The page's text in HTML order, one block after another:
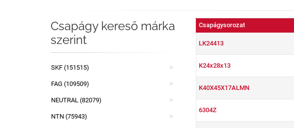
Csapágysorozat
LK24413
K24x28x13
K40X45X17ALMN
6304Z
Csapágy kereső márka
szerint
SKF (151515)
FAG (109509)
NEUTRAL (82079)
NTN (75943)